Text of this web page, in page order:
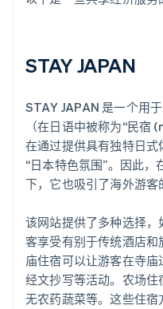
STAY JAPAN
STAY JAPAN 是一个用
（在日语中被称为“民宿
在通过提供具有独特日
“日本特色氛围”。因此
下，它也吸引了海外游客
该网站提供了多种选择
客享受有别于传统酒店
庙住宿可以让游客在寺
经文抄写等活动。农场
无农药蔬菜等。这些住